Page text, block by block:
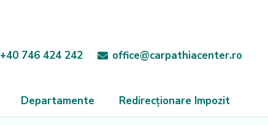
+40 746 424 242 office@carpathiacenter.ro
Departamente Redirecționare Impozit